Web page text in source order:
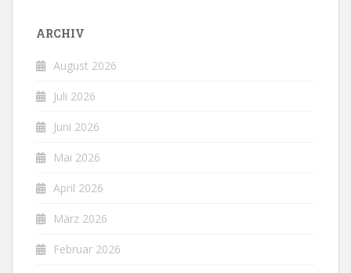
ARCHIV
August 2026
Juli 2026
Juni 2026
Mai 2026
April 2026
März 2026
Februar 2026